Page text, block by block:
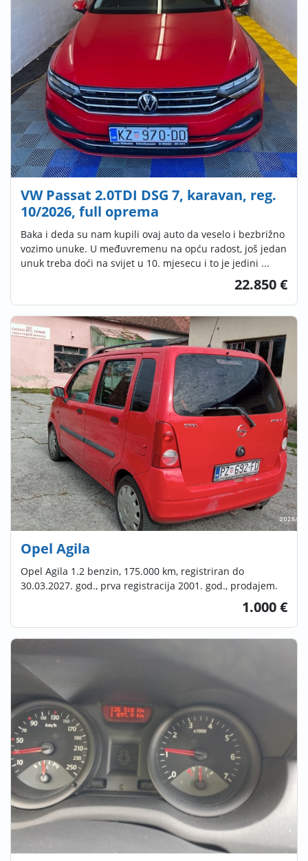
VW Passat 2.0TDI DSG 7, karavan, reg.
10/2026, full oprema
Baka i deda su nam kupili ovaj auto da veselo i bezbrižno
vozimo unuke. U međuvremenu na opću radost, još jedan
unuk treba doći na svijet u 10. mjesecu i to je jedini ...
22.850 €
Opel Agila
Opel Agila 1.2 benzin, 175.000 km, registriran do
30.03.2027. god., prva registracija 2001. god., prodajem.
1.000 €